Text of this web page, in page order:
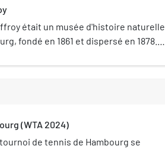
était un musée d'histoire naturelle
fondé en 1861 et dispersé en 1878.
d'histoire naturelle en Allemagne.
(WTA 2024)
de tennis de Hambourg se